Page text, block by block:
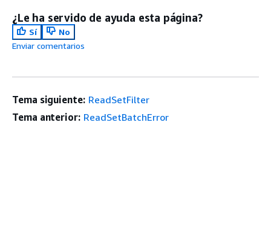
¿Le ha servido de ayuda esta página?
Sí
No
Enviar comentarios
Tema siguiente: ReadSetFilter
Tema anterior: ReadSetBatchError